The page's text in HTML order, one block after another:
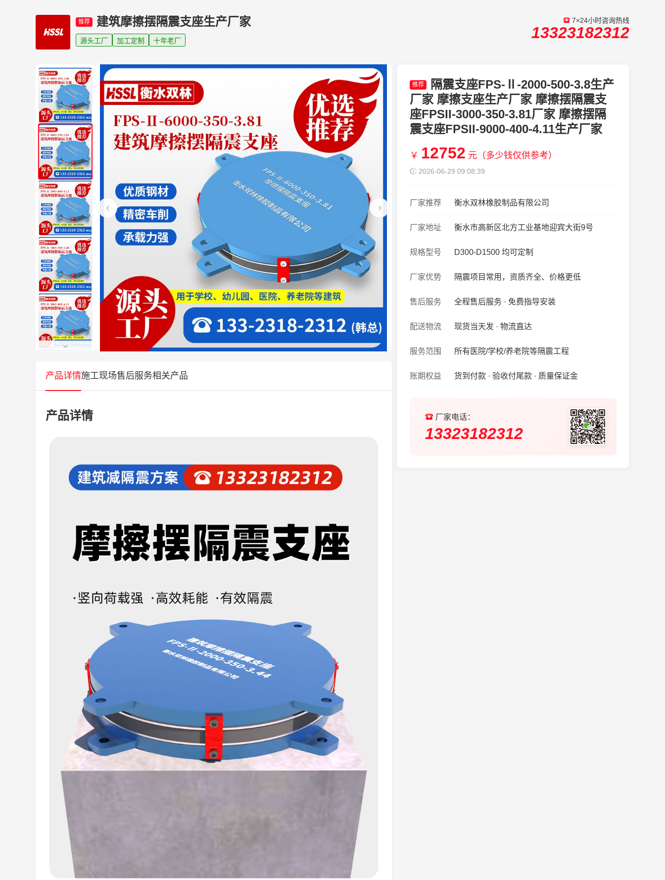
推荐 建筑摩擦摆隔震支座生产厂家
源头工厂 加工定制 十年老厂
7×24小时咨询热线
13323182312
推荐
隔震支座FPS-Ⅱ-2000-500-3.8生产
厂家 摩擦支座生产厂家 摩擦摆隔震支
座FPSII-3000-350-3.81厂家 摩擦摆隔
震支座FPSII-9000-400-4.11生产厂家
￥ 12752 元（多少钱仅供参考）
2026-06-29 09:08:39
厂家推荐 衡水双林橡胶制品有限公司
厂家地址 衡水市高新区北方工业基地迎宾大街9号
规格型号 D300-D1500 均可定制
厂家优势 隔震项目常用，资质齐全、价格更低
售后服务 全程售后服务 · 免费指导安装
配送物流 现货当天发 · 物流直达
服务范围 所有医院/学校/养老院等隔震工程
账期权益 货到付款 · 验收付尾款 · 质量保证金
厂家电话：
13323182312
产品详情施工现场售后服务相关产品
产品详情